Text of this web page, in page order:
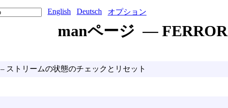
English Deutsch オプション
manページ — FERROR
– ストリームの状態のチェックとリセット